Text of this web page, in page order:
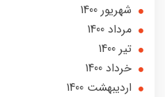
شهریور 1400
مرداد 1400
تير 1400
خرداد 1400
ارديبهشت 1400